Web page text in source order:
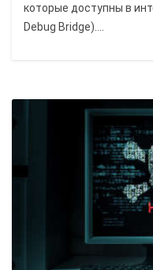
которые доступны в
Debug Bridge)....